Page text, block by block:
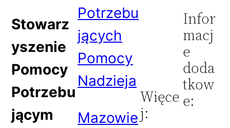
Stowarz
yszenie
Pomocy
Potrzebu
jącym
Potrzebu
jących
Pomocy
Nadzieja
Mazowie
Więce
j:
Infor
macj
e
doda
tkow
e: